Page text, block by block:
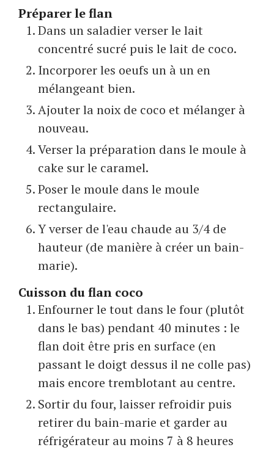
Préparer le flan
Dans un saladier verser le lait
concentré sucré puis le lait de coco.
Incorporer les oeufs un à un en
mélangeant bien.
Ajouter la noix de coco et mélanger à
nouveau.
Verser la préparation dans le moule à
cake sur le caramel.
Poser le moule dans le moule
rectangulaire.
Y verser de l'eau chaude au 3/4 de
hauteur (de manière à créer un bain-
marie).
Cuisson du flan coco
Enfourner le tout dans le four (plutôt
dans le bas) pendant 40 minutes : le
flan doit être pris en surface (en
passant le doigt dessus il ne colle pas)
mais encore tremblotant au centre.
Sortir du four, laisser refroidir puis
retirer du bain-marie et garder au
réfrigérateur au moins 7 à 8 heures